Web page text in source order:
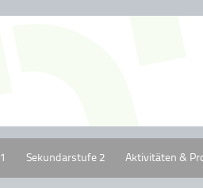
Sekundarstufe 2 Aktivitäten &